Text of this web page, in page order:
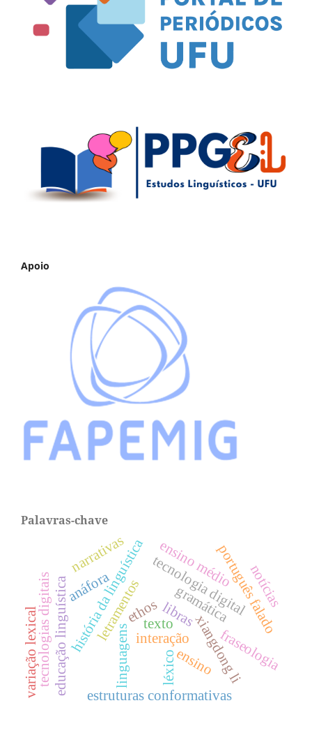
Apoio
Palavras-chave
linguagens
letramentos
ensino
tecnologia digital
gramática
história da linguística português falado
texto
educação linguística
tecnologias digitais xiangdong li
narrativas
interação
anáfora
estruturas conformativas
ensino médio
ethos
fraseologia
léxico
libras
variação lexical
notícias